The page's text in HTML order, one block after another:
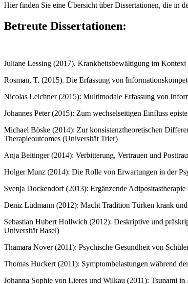
Hier finden Sie eine Übersicht über Dissertationen, die in
Betreute Dissertationen:
Juliane Lessing (2017). Krankheitsbewältigung im
Rosman, T. (2015). Die Erfassung von
Nicolas Leichner (2015): Multimodale Erfassung von
Johannes Peter (2015): Zum wechselseitigen Einfluss
Michael Böske (2014): Zur konsistenztheoretischen
Therapieoutcomes (Universität Trier)
Anja Beitinger (2014): Verbitterung, Vertrauen und
Holger Munz (2014): Die Rolle von Erwartungen in der
Svenja Dockendorf (2013): Ergänzende
Deniz Lüdmann (2012): Macht Tradition Türken krank
Sebastian Hubert Hollwich (2012): Deskriptive und
Universität Basel)
Thamara Nover (2011): Psychische Gesundheit von
Thomas Huckert (2011): Symptombelastungen während
Johanna Sophie von Lieres und Wilkau (2011): Tsunami